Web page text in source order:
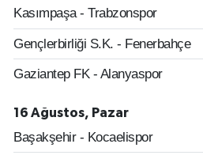
Kasımpaşa - Trabzonspor
Gençlerbirliği S.K. - Fenerbahçe
Gaziantep FK - Alanyaspor
16 Ağustos, Pazar
Başakşehir - Kocaelispor